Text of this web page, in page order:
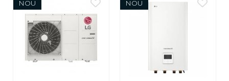
NOU NOU